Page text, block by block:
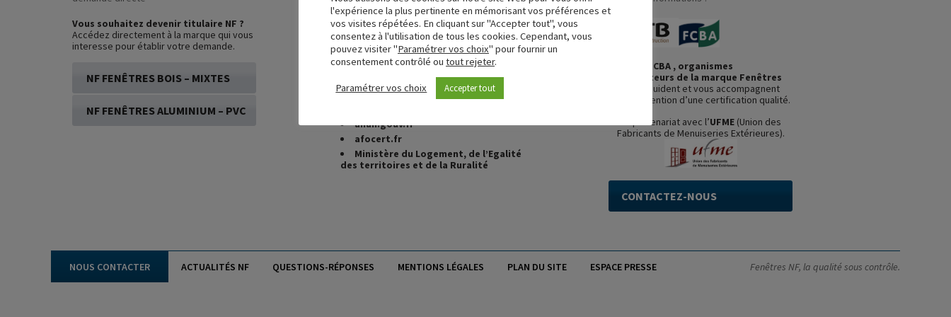
Vous souhaitez devenir titulaire NF ?
Accédez directement à la marque qui vous
interesse pour établir votre demande.
NF FENÊTRES BOIS – MIXTES
NF FENÊTRES ALUMINIUM – PVC
fcba.fr
cstb.fr
UFME(Union des Fabricants de
Menuiseries Extérieures)
FCBA Formations
anah.gouv.fr
afocert.fr
Ministère du Logement, de l’Egalité
des territoires et de la Ruralité
CSTB et FCBA , organismes
certificateurs de la marque Fenêtres
vous guident et vous accompagnent
dans l’obtention d’une certification qualité.
En partenariat avec l’UFME (Union des
Fabricants de Menuiseries Extérieures).
CONTACTEZ-NOUS
NOUS CONTACTER ACTUALITÉS NF QUESTIONS-RÉPONSES MENTIONS LÉGALES PLAN DU SITE ESPACE PRESSE Fenêtres NF, la qualité sous contrôle.
l'expérience la plus pertinente en mémorisant vos préférences et
vos visites répétées. En cliquant sur "Accepter tout", vous
consentez à l'utilisation de tous les cookies. Cependant, vous
pouvez visiter "Paramétrer vos choix" pour fournir un
consentement contrôlé ou tout rejeter.
Paramétrer vos choix Accepter tout